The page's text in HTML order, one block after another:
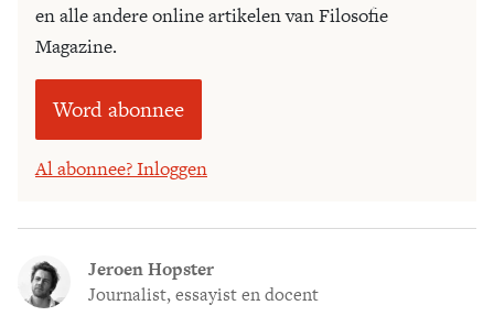
en alle andere online artikelen van Filosofie
Magazine.
Word abonnee
Al abonnee? Inloggen
Jeroen Hopster
Journalist, essayist en docent